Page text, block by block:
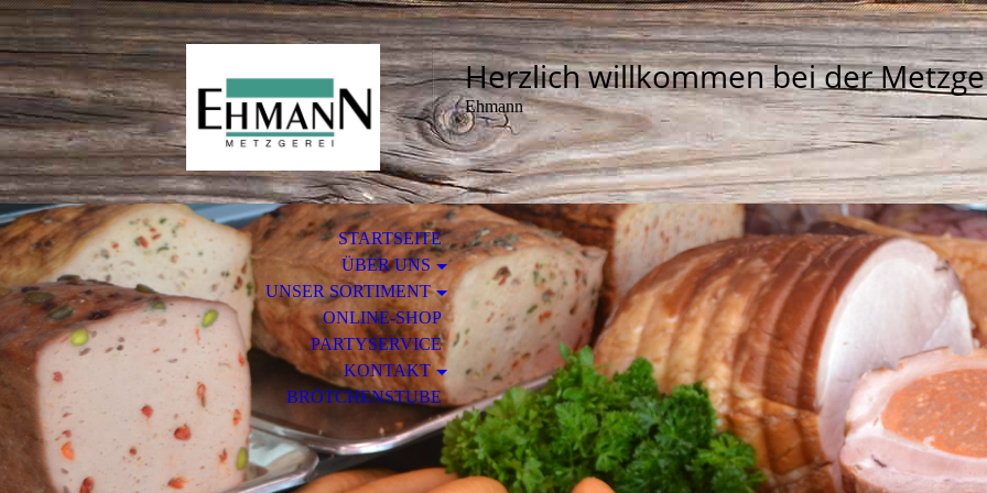
Herzlich willkommen bei der
Ehmann
STARTSEITE
ÜBER UNS
UNSER SORTIMENT
ONLINE-SHOP
PARTYSERVICE
KONTAKT
BRÖTCHENSTUBE